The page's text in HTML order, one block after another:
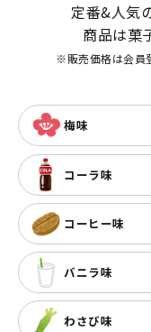
定番&人気
商品は菓
※販売価格は会員
梅味
コーラ味
コーヒー味
バニラ味
わさび味